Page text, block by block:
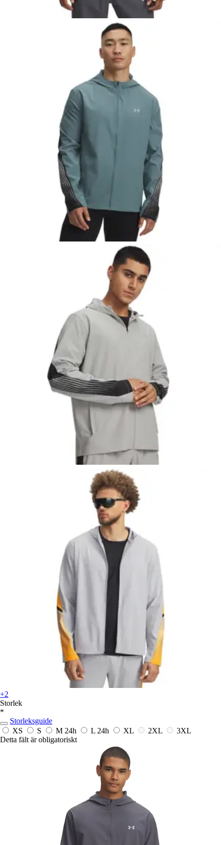
+2
Storlek
*
Storleksguide
XS
S M 24h L 24h XL 2XL
3XL
Detta fält är obligatoriskt